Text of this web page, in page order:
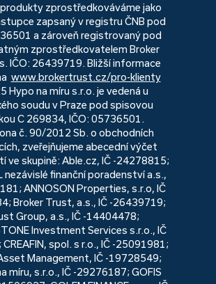
zprostředkováváme jako
zapsaný v registru ČNB pod
a zároveň registrovaný pod
zprostředkovatelem Broker
IČO: 26439719. Bližší informace
www.brokertrust.cz/pro-klienty
Hypo na míru s.r.o. je vedená u
soudu v Praze pod spisovou
C 269834, IČO: 05736501.
č. 90/2012 Sb. o obchodních
zveřejňujeme abecední výčet
ve skupině: Able.cz, IČ -24278815;
nezávislé finanční poradenství a.s.,
ANNOSON Properties, s.r.o, IČ
Broker Trust, a.s., IČ -26439719;
Group, a.s., IČ -14404478;
Investment Services s.r.o., IČ
spol. s r.o., IČ -25091981;
Management, IČ -19728549;
míru, s.r.o., IČ -29276187; GOFIS